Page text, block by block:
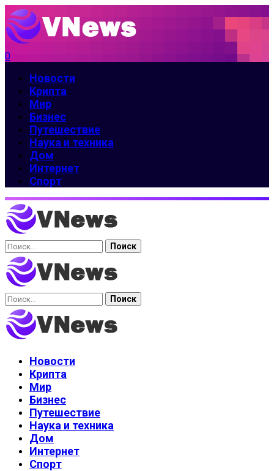
0
Новости
Крипта
Мир
Бизнес
Путешествие
Наука и техника
Дом
Интернет
Спорт
Найти:
Найти:
Новости
Крипта
Мир
Бизнес
Путешествие
Наука и техника
Дом
Интернет
Спорт